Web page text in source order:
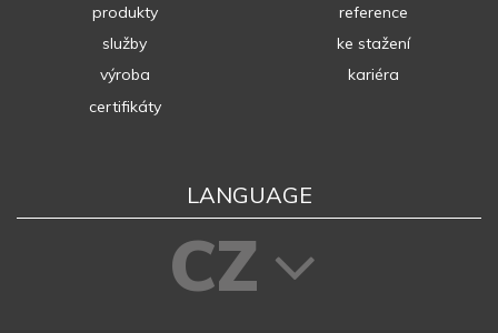
produkty
reference
služby
ke stažení
výroba
kariéra
certifikáty
LANGUAGE
CZ